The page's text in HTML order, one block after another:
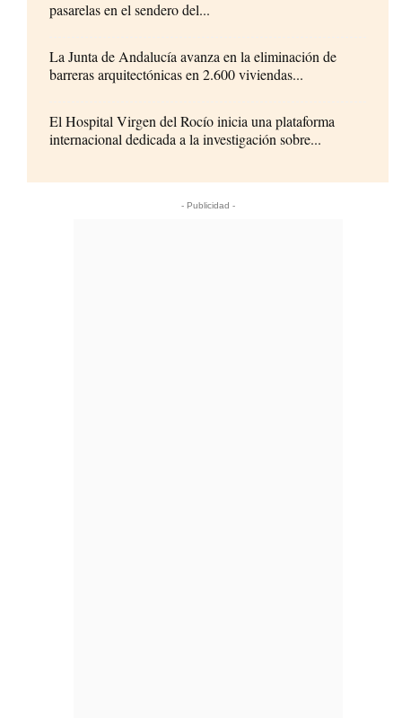
pasarelas en el sendero del...
La Junta de Andalucía avanza en la eliminación de
barreras arquitectónicas en 2.600 viviendas...
El Hospital Virgen del Rocío inicia una plataforma
internacional dedicada a la investigación sobre...
- Publicidad -